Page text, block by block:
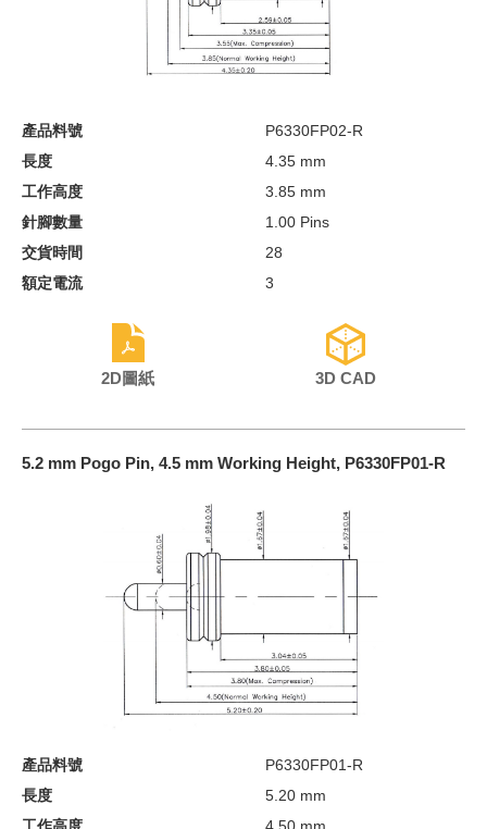
產品料號
P6330FP02-R
長度
4.35 mm
工作高度
3.85 mm
針腳數量
1.00 Pins
交貨時間
28
額定電流
3
2D圖紙 3D CAD
5.2 mm Pogo Pin, 4.5 mm Working Height, P6330FP01-R
產品料號
P6330FP01-R
長度
5.20 mm